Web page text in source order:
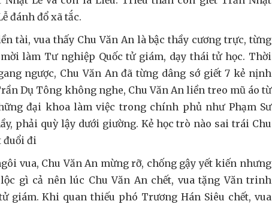
đánh đổ xã tắc.
tài, vua thấy Chu Văn An là bậc thầy cương trực, từng
làm Tư nghiệp Quốc tử giám, dạy thái tử học. Thời
ngược, Chu Văn An đã từng dâng sớ giết 7 kẻ nịnh
Dụ Tông không nghe, Chu Văn An liền treo mũ áo từ
đại khoa làm việc trong chính phủ như Phạm Sư
phải quỳ lậy dưới giường. Kẻ học trò nào sai trái Chu
đuổi đi
vua, Chu Văn An mừng rỡ, chống gậy yết kiến nhưng
gì cả nên lúc Chu Văn An chết, vua tặng Văn trinh
giám. Khi quan thiếu phó Trương Hán Siêu chết, vua